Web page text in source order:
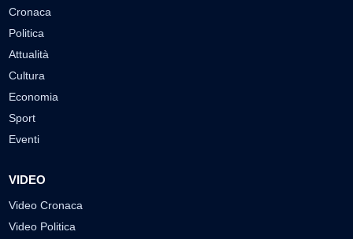
Cronaca
Politica
Attualità
Cultura
Economia
Sport
Eventi
VIDEO
Video Cronaca
Video Politica